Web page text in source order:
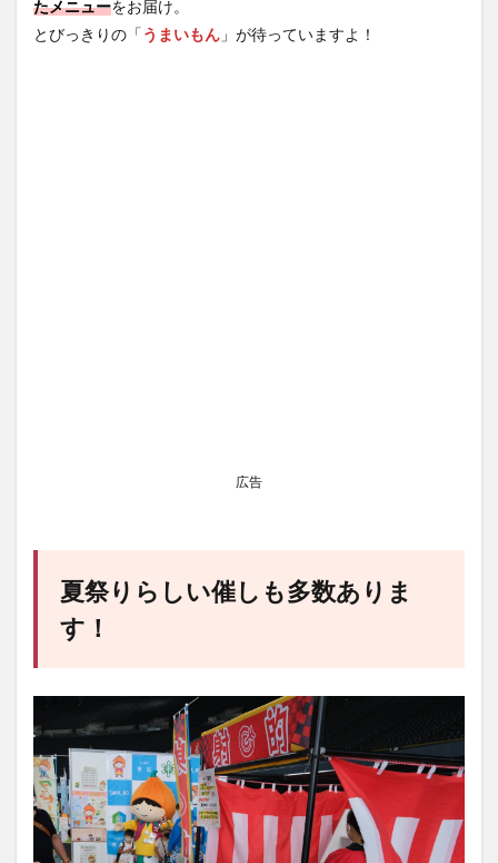
たメニューをお届け。
とびっきりの「うまいもん 」が待っていますよ！
広告
夏祭りらしい催しも多数ありま
す！